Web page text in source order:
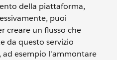
della piattaforma,
puoi
creare un flusso che
da questo servizio
esempio l'ammontare